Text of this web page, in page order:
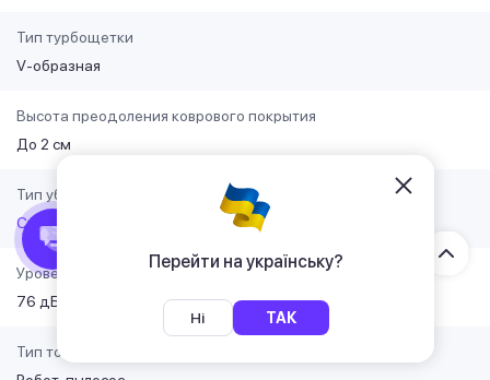
Перейти на українську?
Ні ТАК
Тип турбощетки
V-образная
Высота преодоления коврового покрытия
До 2 см
Тип уборки
Сухая
Уровень шума
76 дБ
Тип товара